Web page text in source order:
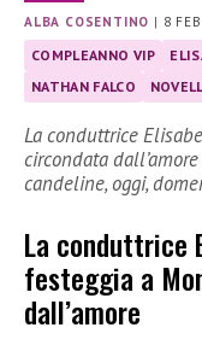
ALBA COSENTINO | 8
COMPLEANNO VIP
NATHAN FALCO
La conduttrice
circondata
candeline, oggi,
La conduttrice
festeggia a
dall’amore